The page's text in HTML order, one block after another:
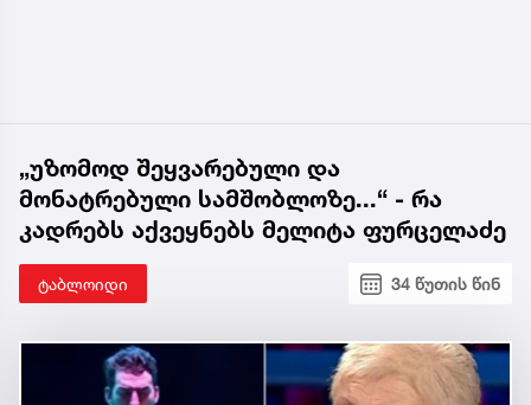
„უზომოდ შეყვარებული და
მონატრებული სამშობლოზე...“ - რა
კადრებს აქვეყნებს მელიტა ფურცელაძე
ტაბლოიდი 34 წუთის წინ